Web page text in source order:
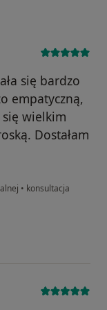
się bardzo
empatyczną,
wielkim
Dostałam
• konsultacja